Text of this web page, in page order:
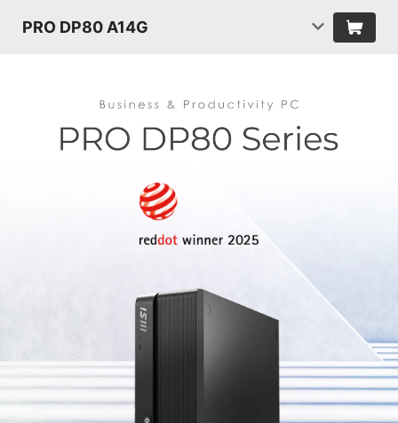
PRO DP80 A14G